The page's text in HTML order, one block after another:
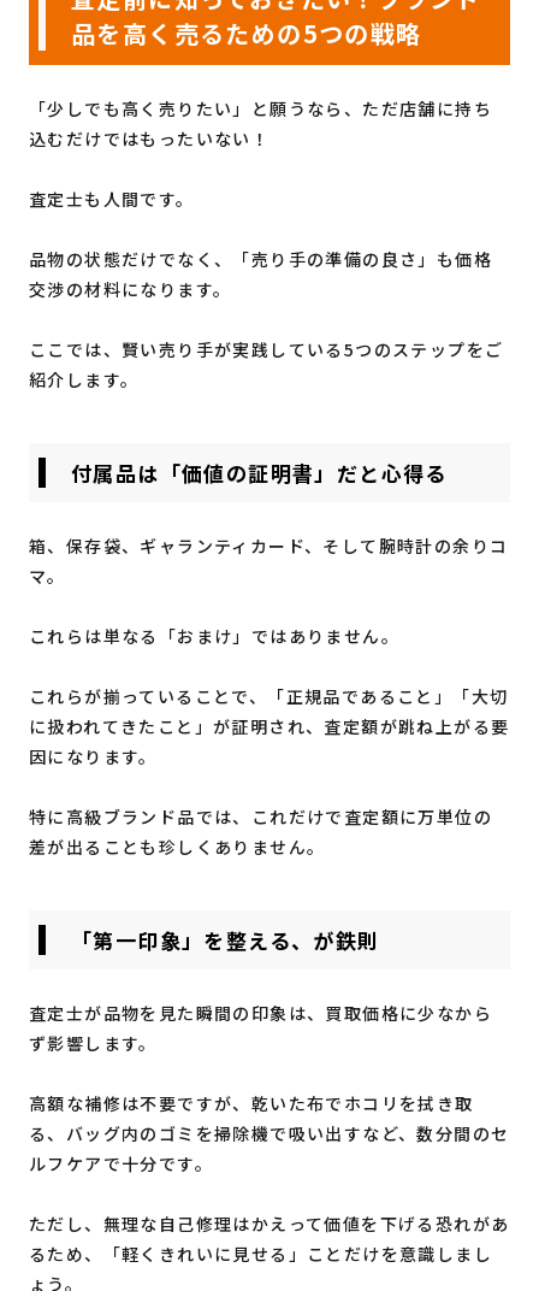
品を高く売るための5つの戦略
「少しでも高く売りたい」と願うなら、ただ店舗に持ち
込むだけではもったいない！
査定士も人間です。
品物の状態だけでなく、「売り手の準備の良さ」も価格
交渉の材料になります。
ここでは、賢い売り手が実践している5つのステップをご
紹介します。
付属品は「価値の証明書」だと心得る
箱、保存袋、ギャランティカード、そして腕時計の余りコ
マ。
これらは単なる「おまけ」ではありません。
これらが揃っていることで、「正規品であること」「大切
に扱われてきたこと」が証明され、査定額が跳ね上がる要
因になります。
特に高級ブランド品では、これだけで査定額に万単位の
差が出ることも珍しくありません。
「第一印象」を整える、が鉄則
査定士が品物を見た瞬間の印象は、買取価格に少なから
ず影響します。
高額な補修は不要ですが、乾いた布でホコリを拭き取
る、バッグ内のゴミを掃除機で吸い出すなど、数分間のセ
ルフケアで十分です。
ただし、無理な自己修理はかえって価値を下げる恐れがあ
るため、「軽くきれいに見せる」ことだけを意識しまし
ょう。